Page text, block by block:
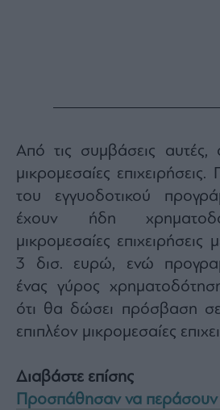
Από τις συμβάσεις
μικρομεσαίες
του εγγυοδοτικού
έχουν ήδη
μικρομεσαίες επιχειρήσεις
3 δισ. ευρώ, ενώ
ένας γύρος
ότι θα δώσει πρόσβαση
επιπλέον μικρομεσαίες
Διαβάστε επίσης
Προσπάθησαν να περάσουν